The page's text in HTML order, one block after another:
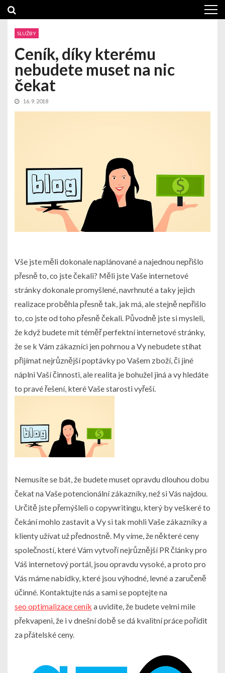
navigation
content
SLUŽBY
Ceník, díky kterému
nebudete muset na nic
čekat
16. 9. 2018
Vše jste měli dokonale naplánované a najednou nepřišlo
přesně to, co jste čekali? Měli jste Vaše internetové
stránky dokonale promyšlené, navrhnuté a taky jejich
realizace proběhla přesně tak, jak má, ale stejně nepřišlo
to, co jste od toho přesně čekali. Původně jste si mysleli,
že když budete mít téměř perfektní internetové stránky,
že se k Vám zákazníci jen pohrnou a Vy nebudete stíhat
přijímat nejrůznější poptávky po Vašem zboží, či jiné
náplni Vaší činnosti, ale realita je bohužel jiná a vy hledáte
to pravé řešení, které Vaše starosti vyřeší.
Nemusíte se bát, že budete muset opravdu dlouhou dobu
čekat na Vaše potencionální zákazníky, než si Vás najdou.
Určitě jste přemýšleli o copywritingu, který by veškeré to
čekání mohlo zastavit a Vy si tak mohli Vaše zákazníky a
klienty užívat už přednostně. My víme, že některé ceny
společností, které Vám vytvoří nejrůznější PR články pro
Váš internetový portál, jsou opravdu vysoké, a proto pro
Vás máme nabídky, které jsou výhodné, levné a zaručeně
účinné. Kontaktujte nás a sami se poptejte na
seo optimalizace ceník a uvidíte, že budete velmi mile
překvapeni, že i v dnešní době se dá kvalitní práce pořídit
za přátelské ceny.